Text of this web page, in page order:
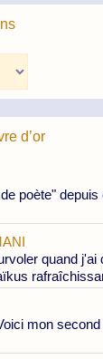
d’or
poète"
quand j'ai
mon